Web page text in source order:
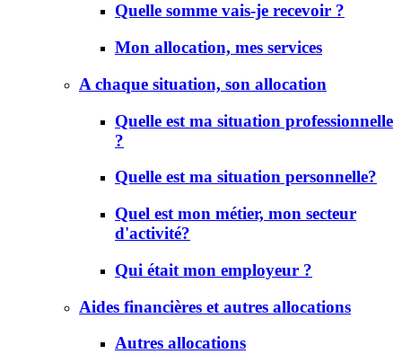
Quelle somme vais-je recevoir ?
Mon allocation, mes services
A chaque situation, son allocation
Quelle est ma situation professionnelle
?
Quelle est ma situation personnelle?
Quel est mon métier, mon secteur
d'activité?
Qui était mon employeur ?
Aides financières et autres allocations
Autres allocations